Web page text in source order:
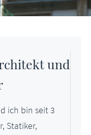
und
ich bin seit 3
Statiker,